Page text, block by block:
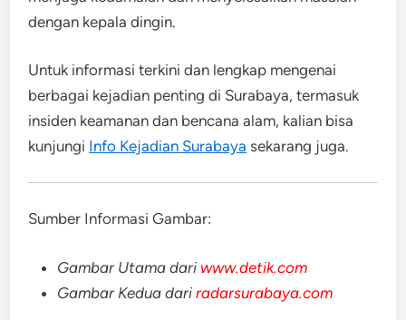
dengan kepala dingin.
Untuk informasi terkini dan lengkap mengenai
berbagai kejadian penting di Surabaya, termasuk
insiden keamanan dan bencana alam, kalian bisa
kunjungi Info Kejadian Surabaya sekarang juga.
Sumber Informasi Gambar:
Gambar Utama dari www.detik.com
Gambar Kedua dariradarsurabaya.com